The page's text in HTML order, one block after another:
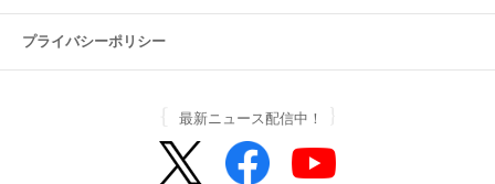
プライバシーポリシー
最新ニュース配信中！